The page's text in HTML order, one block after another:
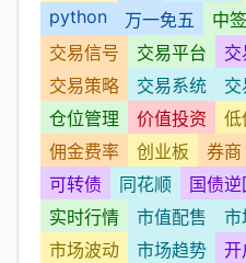
python
万一免五 中
交易信号
交易平台
交易策略
交易系统 交
仓位管理
价值投资 低
佣金费率
创业板 券商
可转债
同花顺 国债逆
实时行情
市值配售 市
市场波动
市场趋势 开